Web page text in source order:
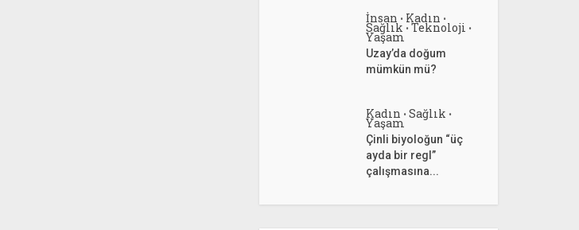
İnsan • Kadın •
Sağlık • Teknoloji •
Yaşam
Uzay’da doğum
mümkün mü?
Kadın • Sağlık •
Yaşam
Çinli biyoloğun “üç
ayda bir regl”
çalışmasına...